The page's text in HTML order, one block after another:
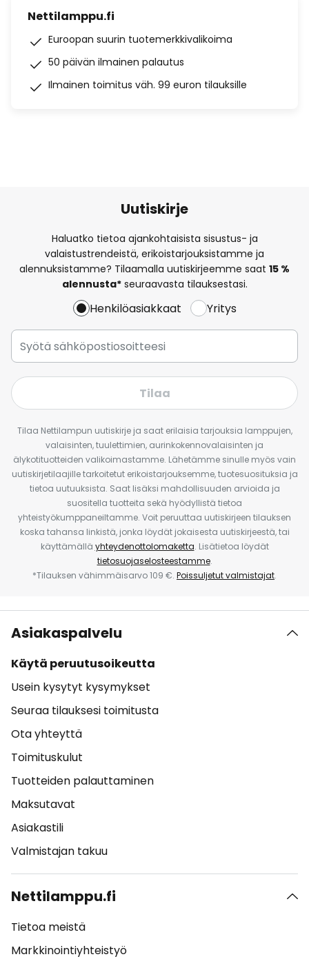
Nettilamppu.fi
Euroopan suurin tuotemerkkivalikoima
50 päivän ilmainen palautus
Ilmainen toimitus väh. 99 euron tilauksille
Uutiskirje
Haluatko tietoa ajankohtaisista sisustus- ja
valaistustrendeistä, erikoistarjouksistamme ja
alennuksistamme? Tilaamalla uutiskirjeemme saat 15 %
alennusta*seuraavasta tilauksestasi.
Henkilöasiakkaat Yritys
Tilaa
Tilaa Nettilampun uutiskirje ja saat erilaisia tarjouksia lamppujen,
valaisinten, tuulettimien, aurinkokennovalaisinten ja
älykotituotteiden valikoimastamme. Lähetämme sinulle myös vain
uutiskirjetilaajille tarkoitetut erikoistarjouksemme, tuotesuosituksia ja
tietoa uutuuksista. Saat lisäksi mahdollisuuden arvioida ja
suositella tuotteita sekä hyödyllistä tietoa
yhteistyökumppaneiltamme. Voit peruuttaa uutiskirjeen tilauksen
koska tahansa linkistä, jonka löydät jokaisesta uutiskirjeestä, tai
käyttämällä yhteydenottolomaketta. Lisätietoa löydät
tietosuojaselosteestamme.
*Tilauksen vähimmäisarvo 109 €. Poissuljetut valmistajat.
Asiakaspalvelu
Käytä peruutusoikeutta
Usein kysytyt kysymykset
Seuraa tilauksesi toimitusta
Ota yhteyttä
Toimituskulut
Tuotteiden palauttaminen
Maksutavat
Asiakastili
Valmistajan takuu
Nettilamppu.fi
Tietoa meistä
Markkinointiyhteistyö